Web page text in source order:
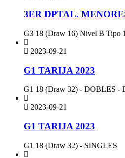
3ER DPTAL.
G3 18 (Draw 16) Nivel B Tipo
2023-09-21
G1 TARIJA 2023
G1 18 (Draw 32) - DOBLES -
2023-09-21
G1 TARIJA 2023
G1 18 (Draw 32) - SINGLES